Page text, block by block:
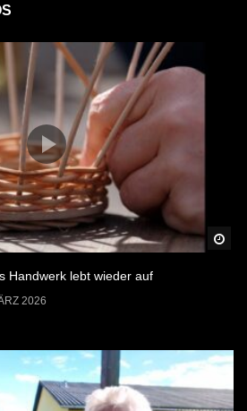
Handwerk lebt wieder auf
2026